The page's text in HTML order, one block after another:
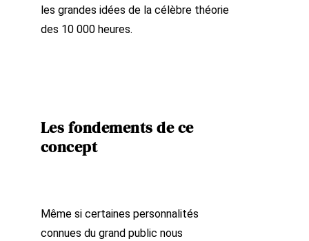
les grandes idées de la célèbre théorie
des 10 000 heures.
Les fondements de ce
concept
Même si certaines personnalités
connues du grand public nous